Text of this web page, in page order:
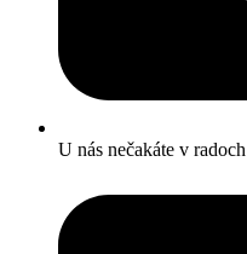
U nás nečakáte v radoch